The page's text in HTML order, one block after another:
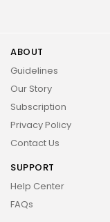
ABOUT
Guidelines
Our Story
Subscription
Privacy Policy
Contact Us
SUPPORT
Help Center
FAQs